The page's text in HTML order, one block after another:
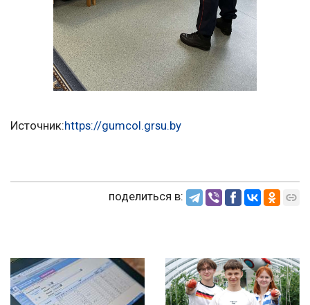
Источник:https://gumcol.grsu.by
поделиться в: